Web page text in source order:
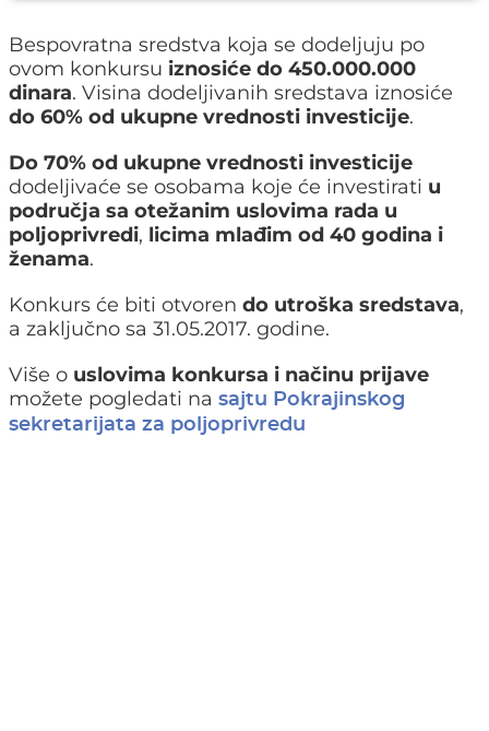
Bespovratna sredstva koja se dodeljuju po
ovom konkursu iznosiće do 450.000.000
dinara. Visina dodeljivanih sredstava iznosiće
do 60% od ukupne vrednosti investicije.
Do 70% od ukupne vrednosti investicije
dodeljivaće se osobama koje će investirati u
područja sa otežanim uslovima rada u
poljoprivredi, licima mlađim od 40 godina i
ženama.
Konkurs će biti otvoren do utroška sredstava,
a zaključno sa 31.05.2017. godine.
Više o uslovima konkursa i načinu prijave
možete pogledati na sajtu Pokrajinskog
sekretarijata za poljoprivredu